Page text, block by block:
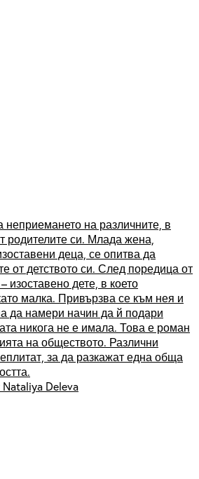
на различните, в
родителите си. Млада жена,
деца, се опитва да
от детството си. След поредица от
изоставено дете, в което
малка. Привързва се към нея и
да намери начин да й подари
никога не е имала. Това е роман
на обществото. Различни
за да разкажат една обща
Deleva